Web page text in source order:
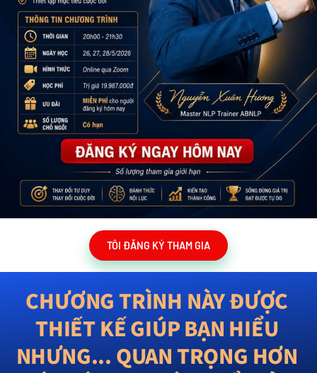
TÔI ĐĂNG KÝ THAM GIA
CHƯƠNG TRÌNH NÀY ĐƯỢC
THIẾT KẾ GIÚP BẠN HIỂU
NHƯNG... QUAN TRỌNG HƠN